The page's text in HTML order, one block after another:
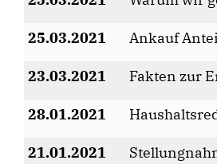
25.03.2021 Ankauf
23.03.2021 Fakten zur
28.01.2021
21.01.2021